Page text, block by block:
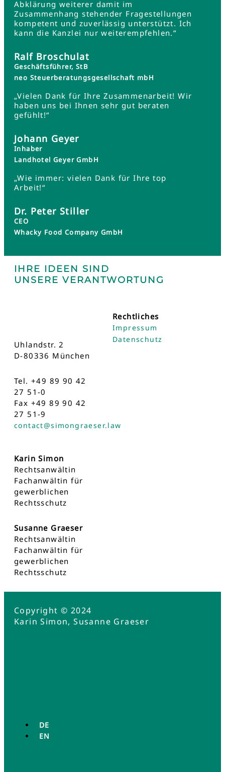
Abklärung weiterer damit im
Zusammenhang stehender Fragestellungen
kompetent und zuverlässig unterstützt. Ich
kann die Kanzlei nur weiterempfehlen.“
Ralf Broschulat
Geschäftsführer, StB
neo Steuerberatungsgesellschaft mbH
„Vielen Dank für Ihre Zusammenarbeit! Wir
haben uns bei Ihnen sehr gut beraten
gefühlt!“
Johann Geyer
Inhaber
Landhotel Geyer GmbH
„Wie immer: vielen Dank für Ihre top
Arbeit!“
Dr. Peter Stiller
CEO
Whacky Food Company GmbH
IHRE IDEEN SIND
UNSERE VERANTWORTUNG
Uhlandstr. 2
D-80336 München
Tel. +49 89 90 42
27 51-0
Fax +49 89 90 42
27 51-9
contact@simongraeser.law
Karin Simon
Rechtsanwältin
Fachanwältin für
gewerblichen
Rechtsschutz
Susanne Graeser
Rechtsanwältin
Fachanwältin für
gewerblichen
Rechtsschutz
Rechtliches
Impressum
Datenschutz
Copyright © 2024
Karin Simon, Susanne Graeser
DE
EN